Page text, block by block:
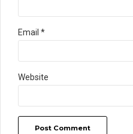
Email *
Website
Post Comment